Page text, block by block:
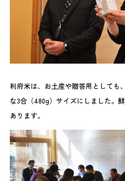
利府米は、お土産や贈答用としても
な3合（480g）サイズにしました。
あります。